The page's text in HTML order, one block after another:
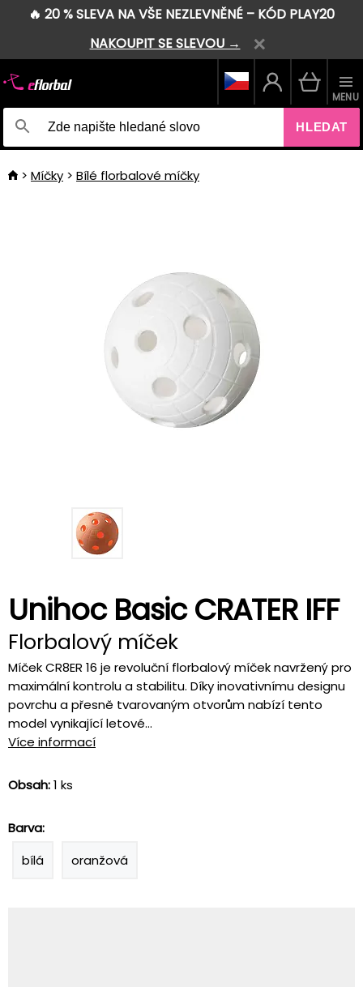
🔥 20 % SLEVA NA VŠE NEZLEVNĚNÉ – KÓD PLAY20
NAKOUPIT SE SLEVOU →
HLEDAT
MENU
Míčky Bílé florbalové míčky
Unihoc Basic CRATER IFF
Florbalový míček
Míček CR8ER 16 je revoluční florbalový míček navržený pro
maximální kontrolu a stabilitu. Díky inovativnímu designu
povrchu a přesně tvarovaným otvorům nabízí tento
model vynikající letové...
Více informací
Obsah:1 ks
Barva:
bílá
oranžová